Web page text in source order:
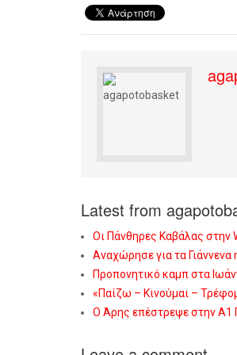
Latest from
Οι Πάνθηρες Καβάλας στην
Αναχώρησε για τα Γιάννενα
Προπονητικό καμπ στα
«Παίζω – Κινούμαι –
Ο Άρης επέστρεψε στην Α1